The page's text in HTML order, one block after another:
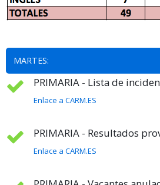
MARTES:
PRIMARIA - Lista de
Enlace a CARM.ES
PRIMARIA - Resultados
Enlace a CARM.ES